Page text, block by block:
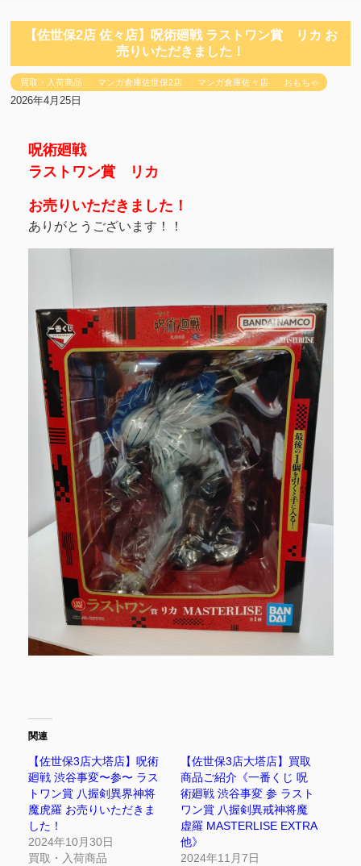
【佐世保2店 佐々店】呪術廻戦 ラストワン賞 リカ お
売りいただきました！
買取・入荷商品 マンガ倉庫佐世保2店 マンガ倉庫佐々店 おもちゃ
2026年4月25日
呪術廻戦
ラストワン賞 リカ
お売りいただきました！
ありがとうございます！！
関連
【佐世保3店大塔店】呪術
廻戦 渋谷事変〜参〜 ラス
トワン賞 八握剣異界神将
魔虎羅 お売りいただきま
した！
2024年10月30日
買取・入荷商品
【佐世保3店大塔店】買取
商品ご紹介《一番くじ 呪
術廻戦 渋谷事変 参 ラスト
ワン賞 八握剣異戒神将魔
虚羅 MASTERLISE EXTRA
他》
2024年11月7日